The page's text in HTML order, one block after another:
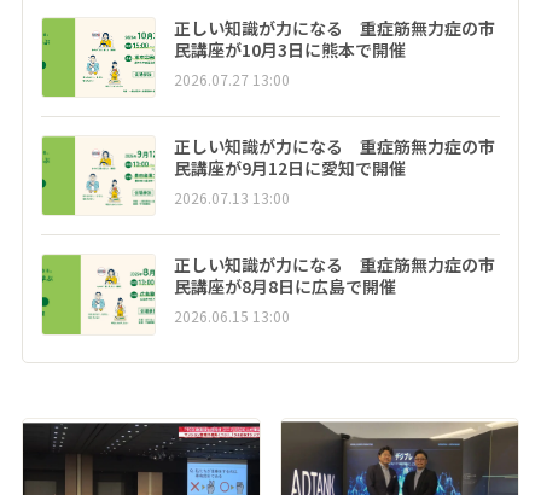
正しい知識が力になる 重症筋無力症の市
民講座が10月3日に熊本で開催
2026.07.27 13:00
正しい知識が力になる 重症筋無力症の市
民講座が9月12日に愛知で開催
2026.07.13 13:00
正しい知識が力になる 重症筋無力症の市
民講座が8月8日に広島で開催
2026.06.15 13:00